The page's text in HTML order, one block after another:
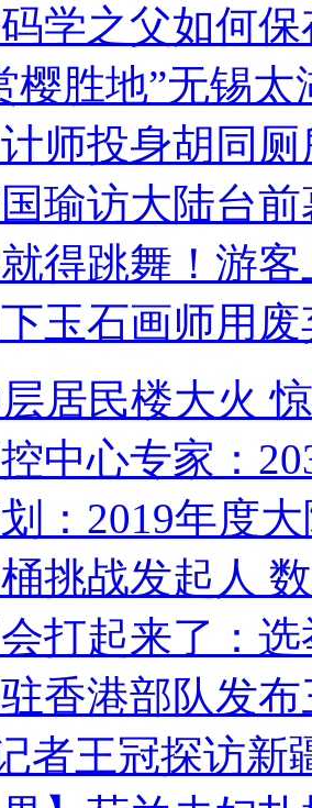
学之父如何
樱胜地”无锡
师投身胡同
瑜访大陆台
得跳舞！游客
玉石画师用
层居民楼大火
中心专家：
：2019年度
挑战发起人
打起来了：
香港部队发
者王冠探访新